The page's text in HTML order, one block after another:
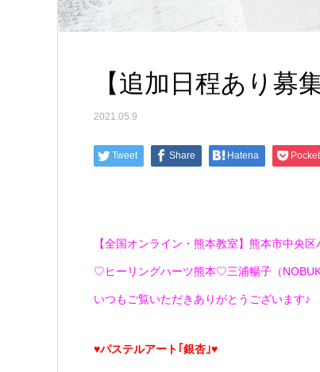
【追加日程あり
2021.05.9
Tweet Share Hatena Pocket
【全国オンライン・熊本教室】熊本市中央
♡ヒーリングハーツ熊本♡三浦暢子（
いつもご覧いただきありがとうございます♪
♥パステルアート｢銀杏｣♥